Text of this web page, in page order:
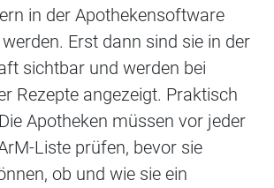
in der Apothekensoftware
Erst dann sind sie in der
sichtbar und werden bei
Rezepte angezeigt. Praktisch
Apotheken müssen vor jeder
Liste prüfen, bevor sie
ob und wie sie ein